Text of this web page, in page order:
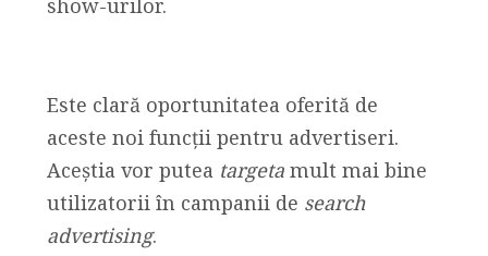
Este clară oportunitatea oferită de
aceste noi funcții pentru advertiseri.
Aceștia vor putea targetamult mai bine
utilizatorii în campanii de search
advertising.